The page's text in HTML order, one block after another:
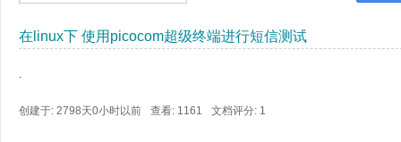
在linux下 使用picocom超级终端进行短信测试
.
创建于: 2798天0小时以前 查看: 1161 文档评分: 1